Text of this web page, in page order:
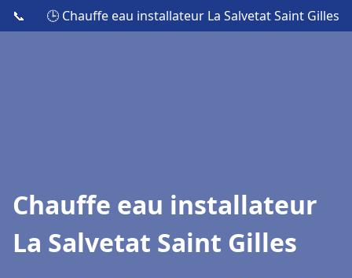
📞 🕒 Chauffe eau installateur La Salvetat Saint Gilles
Chauffe eau installateur
La Salvetat Saint Gilles